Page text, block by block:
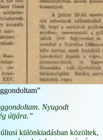
Nyugodt
útjára.”
különkiadásban közöltek,